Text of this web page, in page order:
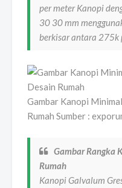
per meter Kanopi
30 30 mm
berkisar antara 275k
Gambar Kanopi
Rumah Sumber :
Gambar Rangka
Rumah
Kanopi Galvalum